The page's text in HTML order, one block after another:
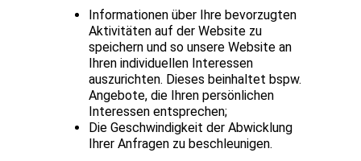
Informationen über Ihre bevorzugten
Aktivitäten auf der Website zu
speichern und so unsere Website an
Ihren individuellen Interessen
auszurichten. Dieses beinhaltet bspw.
Angebote, die Ihren persönlichen
Interessen entsprechen;
Die Geschwindigkeit der Abwicklung
Ihrer Anfragen zu beschleunigen.